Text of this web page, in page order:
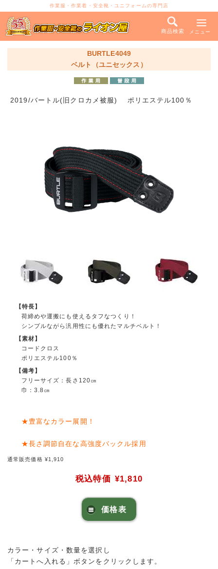
作業服・作業着・安全靴・ユニフォームの専門店
商品検索 メニュー
BURTLE4049
ベルト（ユニセックス）
2019/バートル(旧クロカメ被服) ポリエステル100％
【特長】
荷締めや運搬にも使えるタフなつくり！
シンプルながら汎用性にも優れたマルチベルト！
【素材】
コードクロス
ポリエステル100％
【備考】
フリーサイズ：長さ120㎝
巾：3.8㎝
★豊富なカラー展開！
★長さ調節自在な高強度バックル採用
通常販売価格 ¥1,910
税込特価 ¥1,810
価格表
カラー・サイズ・数量を選択し
「カートへ入れる」ボタンをクリックします。